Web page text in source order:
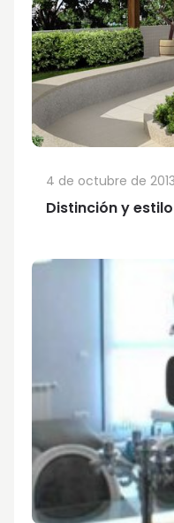
Distinción y estilo
4 de octubre de 2013